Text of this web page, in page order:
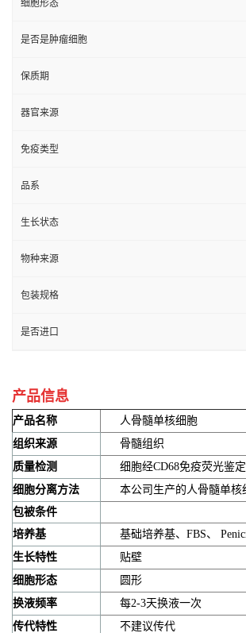
细胞形态
是否是肿瘤细胞
保质期
器官来源
免疫类型
品系
生长状态
物种来源
包装规格
是否进口
产品信息
产品名称
人骨髓单核细胞
组织来源
骨髓组织
质量检测
细胞经CD68免疫荧光鉴
细胞分离方法
本公司生产的人骨髓单核
包被条件
培养基
基础培养基、FBS、
生长特性
贴壁
细胞形态
圆形
换液频率
每2-3天换液一次
传代特性
不建议传代